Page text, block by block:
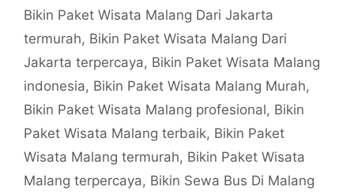
Bikin Paket Wisata Malang Dari Jakarta
termurah, Bikin Paket Wisata Malang Dari
Jakarta terpercaya, Bikin Paket Wisata Malang
indonesia, Bikin Paket Wisata Malang Murah,
Bikin Paket Wisata Malang profesional, Bikin
Paket Wisata Malang terbaik, Bikin Paket
Wisata Malang termurah, Bikin Paket Wisata
Malang terpercaya, Bikin Sewa Bus Di Malang